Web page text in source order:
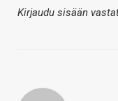
Kirjaudu sisään